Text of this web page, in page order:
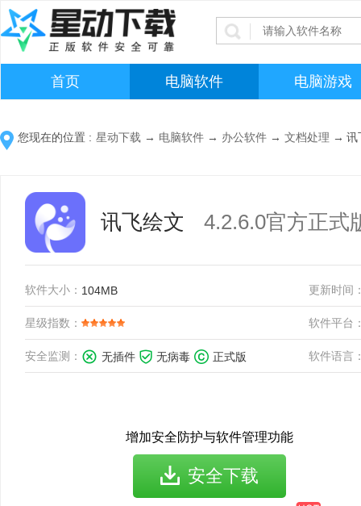
首页 电脑软件 电脑游戏
您现在的位置 : 星动下载 → 电脑软件 → 办公软件 → 文档处理 → 讯
讯飞绘文 4.2.6.0官方正式
软件大小： 104MB 更新时间
星级指数： 软件平台
安全监测： 无插件 无病毒 正式版 软件语言
增加安全防护与软件管理功能
安全下载